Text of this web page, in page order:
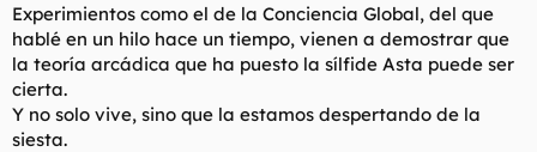
Experimientos como el de la Conciencia Global, del que
hablé en un hilo hace un tiempo, vienen a demostrar que
la teoría arcádica que ha puesto la sílfide Asta puede ser
cierta.
Y no solo vive, sino que la estamos despertando de la
siesta.